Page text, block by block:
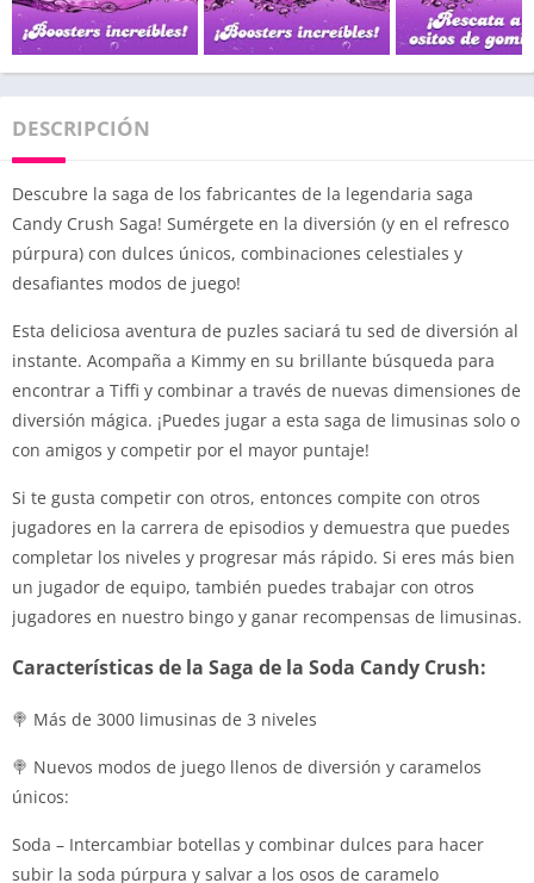
DESCRIPCIÓN
Descubre la saga de los fabricantes de la legendaria saga
Candy Crush Saga! Sumérgete en la diversión (y en el refresco
púrpura) con dulces únicos, combinaciones celestiales y
desafiantes modos de juego!
Esta deliciosa aventura de puzles saciará tu sed de diversión al
instante. Acompaña a Kimmy en su brillante búsqueda para
encontrar a Tiffi y combinar a través de nuevas dimensiones de
diversión mágica. ¡Puedes jugar a esta saga de limusinas solo o
con amigos y competir por el mayor puntaje!
Si te gusta competir con otros, entonces compite con otros
jugadores en la carrera de episodios y demuestra que puedes
completar los niveles y progresar más rápido. Si eres más bien
un jugador de equipo, también puedes trabajar con otros
jugadores en nuestro bingo y ganar recompensas de limusinas.
Características de la Saga de la Soda Candy Crush:
🍭 Más de 3000 limusinas de 3 niveles
🍭 Nuevos modos de juego llenos de diversión y caramelos
únicos:
Soda – Intercambiar botellas y combinar dulces para hacer
subir la soda púrpura y salvar a los osos de caramelo